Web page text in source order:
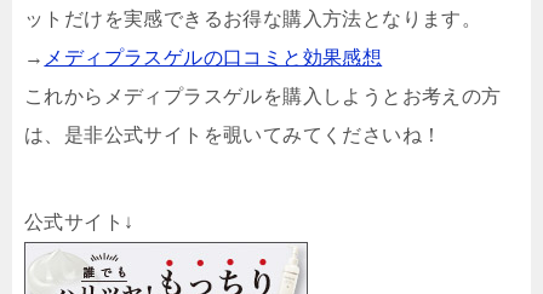
ットだけを実感できるお得な購入方法となります。
→ メディプラスゲルの口コミと効果感想
これからメディプラスゲルを購入しようとお考えの方
は、是非公式サイトを覗いてみてくださいね！
公式サイト↓